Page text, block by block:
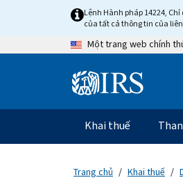
content
Lệnh Hành pháp 14224,
của tất cả thông tin của
Một trang web chính
Điều
hướng
chính
Khai thuế
Trang chủ Khai thuế